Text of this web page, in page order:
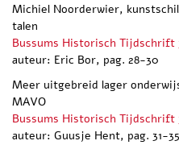
Michiel Noorderwier,
talen
Bussums Historisch Tijdschrift
auteur: Eric Bor, pag. 28-30
Meer uitgebreid lager
MAVO
Bussums Historisch Tijdschrift
auteur: Guusje Hent, pag. 31-35